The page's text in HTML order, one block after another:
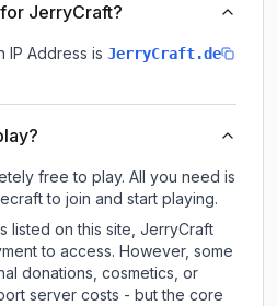
JerryCraft?
IP Address is JerryCraft.de
free to play. All you need is
to join and start playing.
listed on this site, JerryCraft
to access. However, some
donations, cosmetics, or
server costs - but the core